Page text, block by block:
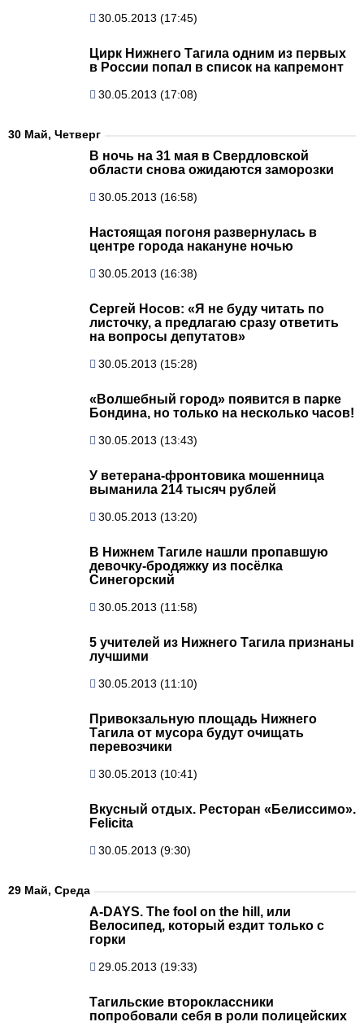
30.05.2013 (17:45)
Цирк Нижнего Тагила одним из первых
в России попал в список на капремонт
30.05.2013 (17:08)
30 Май, Четверг
В ночь на 31 мая в Свердловской
области снова ожидаются заморозки
30.05.2013 (16:58)
Настоящая погоня развернулась в
центре города накануне ночью
30.05.2013 (16:38)
Сергей Носов: «Я не буду читать по
листочку, а предлагаю сразу ответить
на вопросы депутатов»
30.05.2013 (15:28)
«Волшебный город» появится в парке
Бондина, но только на несколько часов!
30.05.2013 (13:43)
У ветерана-фронтовика мошенница
выманила 214 тысяч рублей
30.05.2013 (13:20)
В Нижнем Тагиле нашли пропавшую
девочку-бродяжку из посёлка
Синегорский
30.05.2013 (11:58)
5 учителей из Нижнего Тагила признаны
лучшими
30.05.2013 (11:10)
Привокзальную площадь Нижнего
Тагила от мусора будут очищать
перевозчики
30.05.2013 (10:41)
Вкусный отдых. Ресторан «Белиссимо».
Felicita
30.05.2013 (9:30)
29 Май, Среда
A-DAYS. The fool on the hill, или
Велосипед, который ездит только с
горки
29.05.2013 (19:33)
Тагильские второклассники
попробовали себя в роли полицейских